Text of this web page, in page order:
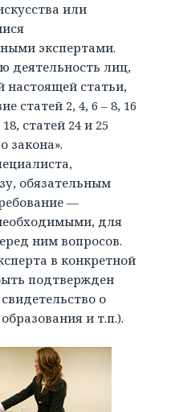
или
экспертами.
деятельность лиц,
настоящей статьи,
статей 2, 4, 6 – 8, 16
статей 24 и 25
закона».
обязательным
—
для
ним вопросов.
в конкретной
подтвержден
о
и т.п.).